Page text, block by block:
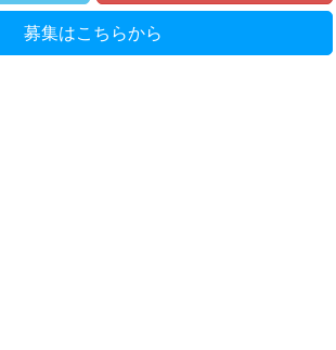
募集はこちらから